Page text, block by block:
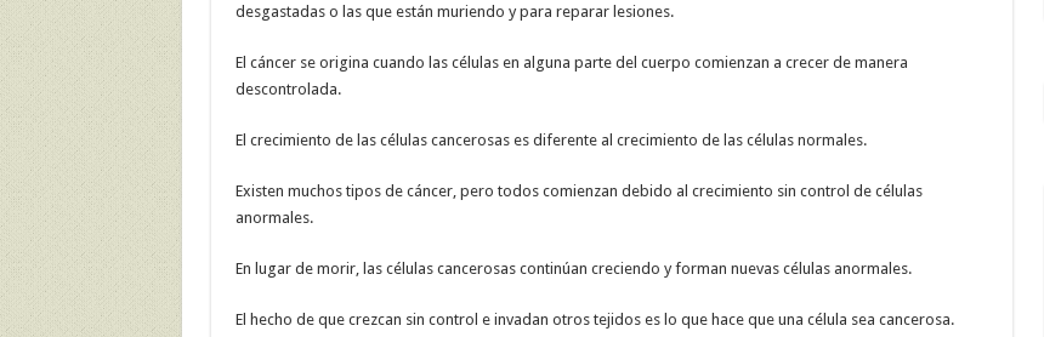
desgastadas o las que están muriendo y para reparar lesiones.
El cáncer se origina cuando las células en alguna parte del cuerpo comienzan a crecer de manera
descontrolada.
El crecimiento de las células cancerosas es diferente al crecimiento de las células normales.
Existen muchos tipos de cáncer, pero todos comienzan debido al crecimiento sin control de células
anormales.
En lugar de morir, las células cancerosas continúan creciendo y forman nuevas células anormales.
El hecho de que crezcan sin control e invadan otros tejidos es lo que hace que una célula sea cancerosa.